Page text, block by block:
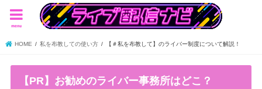
menu
HOME 私を布教しての使い方 【＃私を布教して】のライバー制度について解説！
【PR】お勧めのライバー事務所はどこ？